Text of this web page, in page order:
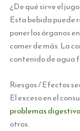
¿De qué sirve el
Esta bebida puede
poner los órganos
comer de más. La
contenido de agua
Riesgos / Efectos
El exceso en el
problemas
otros.